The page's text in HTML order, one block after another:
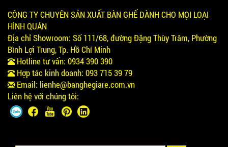
CÔNG TY CHUYÊN SẢN XUẤT BÀN GHẾ DÀNH CHO MỌI LOẠI
HÌNH QUÁN
Địa chỉ Showroom: Số 111/68, đường Đặng Thùy Trâm, Phường
Bình Lợi Trung, Tp. Hồ Chí Minh
Hotline tư vấn: 0934 390 390
Hợp tác kinh doanh: 093 715 39 79
Email: lienhe@banghegiare.com.vn
Liên hệ với chúng tôi: